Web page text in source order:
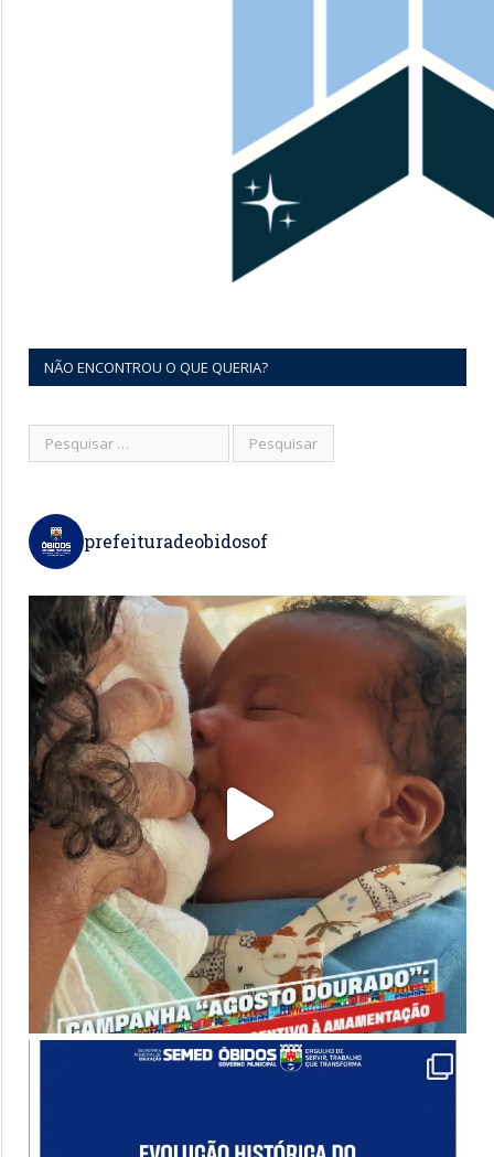
NÃO ENCONTROU O QUE QUERIA?
prefeituradeobidosof